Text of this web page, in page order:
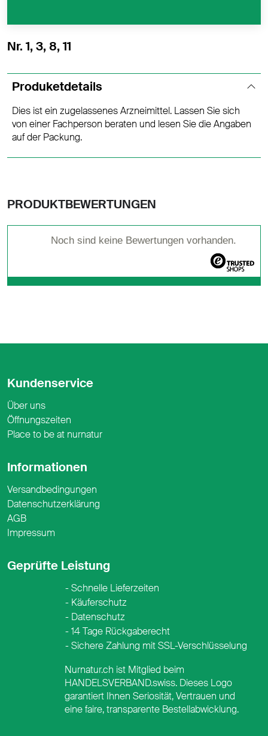
Nr. 1, 3, 8, 11
Produketdetails
Dies ist ein zugelassenes Arzneimittel. Lassen Sie sich
von einer Fachperson beraten und lesen Sie die Angaben
auf der Packung.
PRODUKTBEWERTUNGEN
Noch sind keine Bewertungen vorhanden.
Kundenservice
Über uns
Öffnungszeiten
Place to be at nurnatur
Informationen
Versandbedingungen
Datenschutzerklärung
AGB
Impressum
Geprüfte Leistung
Schnelle Lieferzeiten
Käuferschutz
Datenschutz
14 Tage Rückgaberecht
Sichere Zahlung mit SSL-Verschlüsselung
Nurnatur.ch ist Mitglied beim
HANDELSVERBAND.swiss. Dieses Logo
garantiert Ihnen Seriosität, Vertrauen und
eine faire, transparente Bestellabwicklung.